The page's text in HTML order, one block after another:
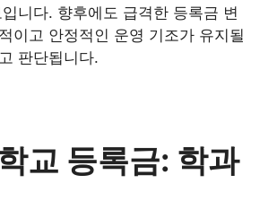
니다. 향후에도 급격한 등록금 변
이고 안정적인 운영 기조가 유지될
판단됩니다.
교 등록금: 학과